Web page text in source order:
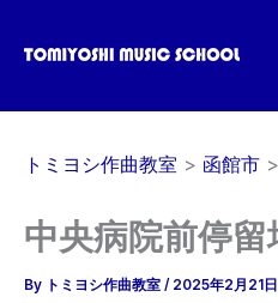
ス
トミヨシ作曲教室 函館市
中央病院前停留
By トミヨシ作曲教室 / 2025年2月21日